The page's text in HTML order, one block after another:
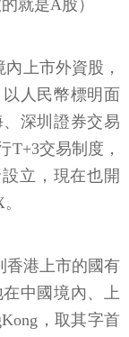
就是A股）
上市外資股，
人民幣標明面
深圳證券交易
T+3交易制度，
立，現在也開
香港上市的國有
中國境內、上
，取其字首